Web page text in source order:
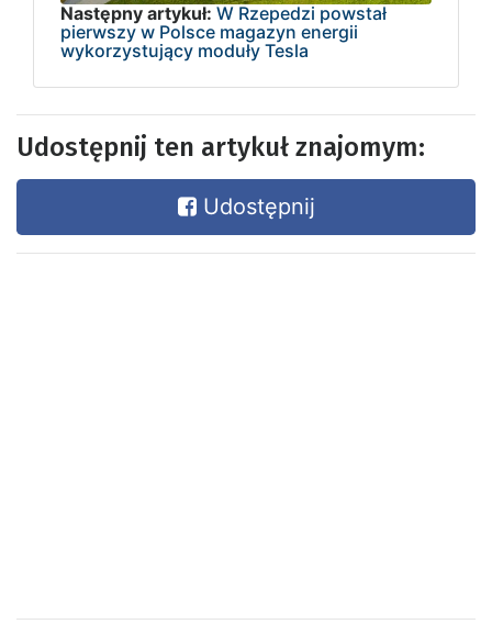
Następny artykuł: W Rzepedzi powstał
pierwszy w Polsce magazyn energii
wykorzystujący moduły Tesla
Udostępnij ten artykuł znajomym:
Udostępnij